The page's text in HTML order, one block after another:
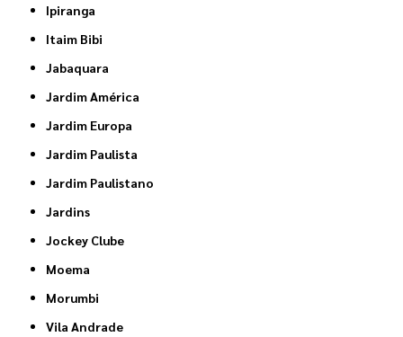
Ipiranga
Itaim Bibi
Jabaquara
Jardim América
Jardim Europa
Jardim Paulista
Jardim Paulistano
Jardins
Jockey Clube
Moema
Morumbi
Vila Andrade